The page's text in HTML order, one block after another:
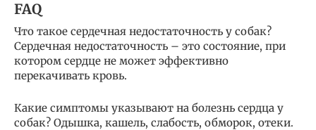
FAQ
Что такое сердечная недостаточность у собак?
Сердечная недостаточность – это состояние, при
котором сердце не может эффективно
перекачивать кровь.
Какие симптомы указывают на болезнь сердца у
собак? Одышка, кашель, слабость, обморок, отеки.